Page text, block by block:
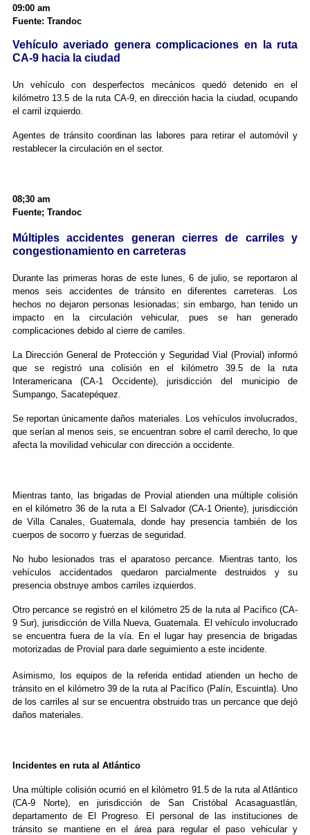
09:00 am
Fuente: Trandoc
Vehículo averiado genera complicaciones en la ruta
CA-9 hacia la ciudad
Un vehículo con desperfectos mecánicos quedó detenido en el
kilómetro 13.5 de la ruta CA-9, en dirección hacia la ciudad, ocupando
el carril izquierdo.
Agentes de tránsito coordinan las labores para retirar el automóvil y
restablecer la circulación en el sector.
08;30 am
Fuente; Trandoc
Múltiples accidentes generan cierres de carriles y
congestionamiento en carreteras
Durante las primeras horas de este lunes, 6 de julio, se reportaron al
menos seis accidentes de tránsito en diferentes carreteras. Los
hechos no dejaron personas lesionadas; sin embargo, han tenido un
impacto en la circulación vehicular, pues se han generado
complicaciones debido al cierre de carriles.
La Dirección General de Protección y Seguridad Vial (Provial) informó
que se registró una colisión en el kilómetro 39.5 de la ruta
Interamericana (CA-1 Occidente), jurisdicción del municipio de
Sumpango, Sacatepéquez.
Se reportan únicamente daños materiales. Los vehículos involucrados,
que serían al menos seis, se encuentran sobre el carril derecho, lo que
afecta la movilidad vehicular con dirección a occidente.
Mientras tanto, las brigadas de Provial atienden una múltiple colisión
en el kilómetro 36 de la ruta a El Salvador (CA-1 Oriente), jurisdicción
de Villa Canales, Guatemala, donde hay presencia también de los
cuerpos de socorro y fuerzas de seguridad.
No hubo lesionados tras el aparatoso percance. Mientras tanto, los
vehículos accidentados quedaron parcialmente destruidos y su
presencia obstruye ambos carriles izquierdos.
Otro percance se registró en el kilómetro 25 de la ruta al Pacífico (CA-
9 Sur), jurisdicción de Villa Nueva, Guatemala. El vehículo involucrado
se encuentra fuera de la vía. En el lugar hay presencia de brigadas
motorizadas de Provial para darle seguimiento a este incidente.
Asimismo, los equipos de la referida entidad atienden un hecho de
tránsito en el kilómetro 39 de la ruta al Pacífico (Palín, Escuintla). Uno
de los carriles al sur se encuentra obstruido tras un percance que dejó
daños materiales.
Incidentes en ruta al Atlántico
Una múltiple colisión ocurrió en el kilómetro 91.5 de la ruta al Atlántico
(CA-9 Norte), en jurisdicción de San Cristóbal Acasaguastlán,
departamento de El Progreso. El personal de las instituciones de
tránsito se mantiene en el área para regular el paso vehicular y